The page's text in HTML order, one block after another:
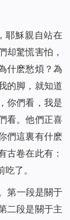
穌親自站在
却驚慌害怕，
什麽愁煩？為
的脚，就知道
你們看，我是
看。他們正喜
們這裏有什麽
古卷在此有：
了。
第一段是關于
二段是關于主